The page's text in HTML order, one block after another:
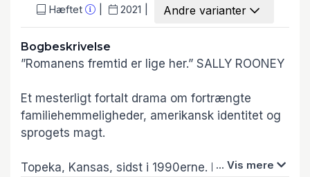
Hæftet 2021 Andre varianter
Bogbeskrivelse
”Romanens fremtid er lige her.” SALLY ROONEY
Et mesterligt fortalt drama om fortrængte
familiehemmeligheder, amerikansk identitet og
sprogets magt.
Topeka, Kansas, sidst i 1990erne. I centrum står
... Vis mere